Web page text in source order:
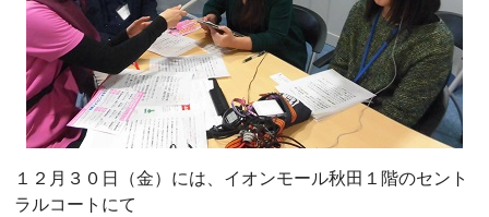
１２月３０日（金）には、イオンモール秋田１階のセント
ラルコートにて